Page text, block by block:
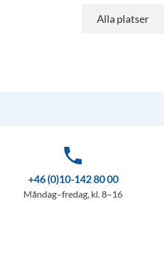
phone
+46 (0)10-142 80 00
Måndag–fredag, kl. 8–16